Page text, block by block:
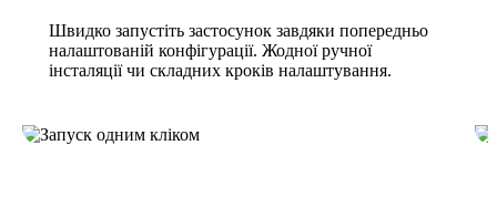
Швидко запустіть застосунок завдяки попередньо
налаштованій конфігурації. Жодної ручної
інсталяції чи складних кроків налаштування.